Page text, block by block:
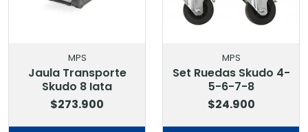
MPS
Jaula Transporte
Skudo 8 Iata
$273.900
MPS
Set Ruedas Skudo 4-
5-6-7-8
$24.900